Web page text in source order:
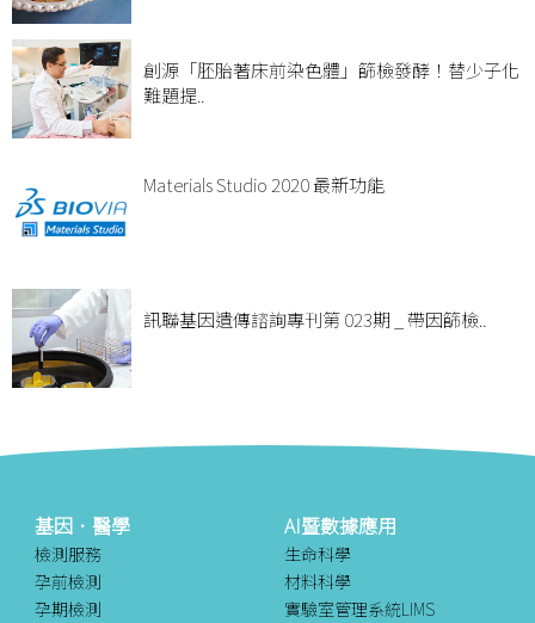
創源「胚胎著床前染色體」篩檢發酵！替少子化
難題提..
Materials Studio 2020 最新功能
訊聯基因遺傳諮詢專刊第 023期 _ 帶因篩檢..
基因．醫學
檢測服務
孕前檢測
孕期檢測
AI暨數據應用
生命科學
材料科學
實驗室管理系統LIMS